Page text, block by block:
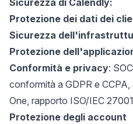
Sicurezza di Calendly:
Protezione dei dati dei
Sicurezza
Protezione
Conformità e privacy:
conformità a GDPR e
One, rapporto ISO/IEC
Protezione degli account